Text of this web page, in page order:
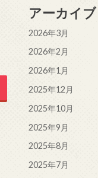
アーカイブ
2026年3月
2026年2月
2026年1月
2025年12月
2025年10月
2025年9月
2025年8月
2025年7月